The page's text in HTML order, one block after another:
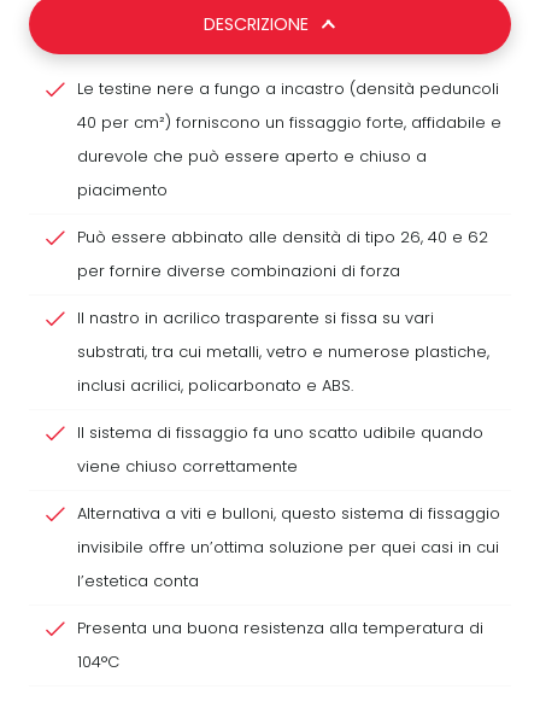
DESCRIZIONE
Le testine nere a fungo a incastro (densità peduncoli
40 per cm²) forniscono un fissaggio forte, affidabile e
durevole che può essere aperto e chiuso a
piacimento
Può essere abbinato alle densità di tipo 26, 40 e 62
per fornire diverse combinazioni di forza
Il nastro in acrilico trasparente si fissa su vari
substrati, tra cui metalli, vetro e numerose plastiche,
inclusi acrilici, policarbonato e ABS.
Il sistema di fissaggio fa uno scatto udibile quando
viene chiuso correttamente
Alternativa a viti e bulloni, questo sistema di fissaggio
invisibile offre un’ottima soluzione per quei casi in cui
l’estetica conta
Presenta una buona resistenza alla temperatura di
104°C